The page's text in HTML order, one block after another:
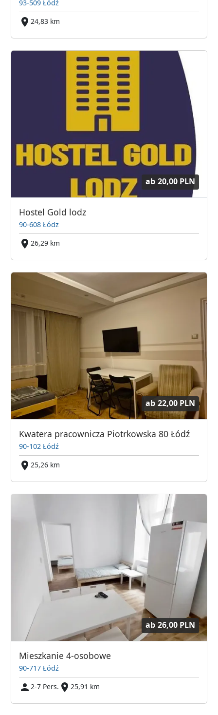
93-509 Łódź
24,83 km
ab 20,00 PLN
Hostel Gold lodz
90-608 Łódż
26,29 km
ab 22,00 PLN
Kwatera pracownicza Piotrkowska 80 Łódź
90-102 Łódź
25,26 km
ab 26,00 PLN
Mieszkanie 4-osobowe
90-717 Łódź
2-7 Pers.
25,91 km